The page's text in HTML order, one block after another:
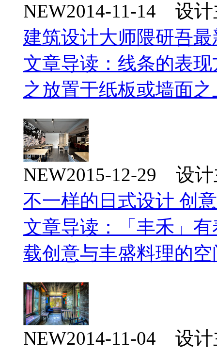
NEW2014-11-14 设
建筑设计大师隈研吾
文章导读：线条的表
之放置于纸板或墙面
NEW2015-12-29 设
不一样的日式设计 创
文章导读：「丰禾」
载创意与丰盛料理的
NEW2014-11-04 设